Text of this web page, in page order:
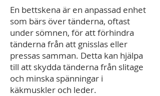
En bettskena är en anpassad enhet
som bärs över tänderna, oftast
under sömnen, för att förhindra
tänderna från att gnisslas eller
pressas samman. Detta kan hjälpa
till att skydda tänderna från slitage
och minska spänningar i
käkmuskler och leder.